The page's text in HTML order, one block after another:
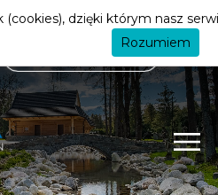
dzięki którym nasz
Rozumiem